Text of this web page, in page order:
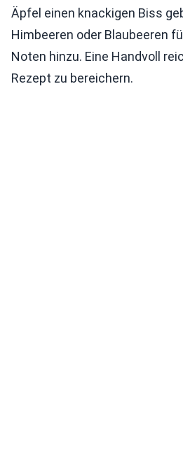
Äpfel einen knackigen Biss
Himbeeren oder Blaubeeren
Noten hinzu. Eine Handvoll
Rezept zu bereichern.